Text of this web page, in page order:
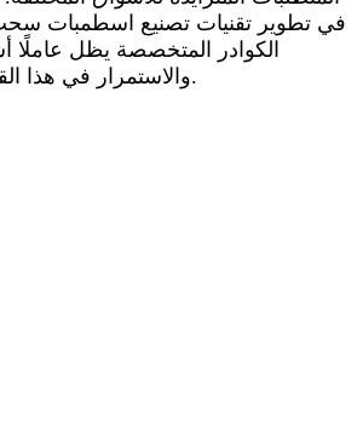
في تطوير تقنيات تصنيع اسطمبات سحب
الكوادر المتخصصة يظل عاملًا
والاستمرار في هذا القطاع الصناعي المهم.